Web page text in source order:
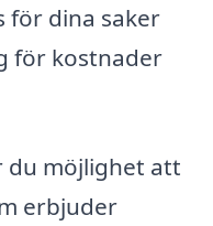
för dina saker
för kostnader
du möjlighet att
erbjuder